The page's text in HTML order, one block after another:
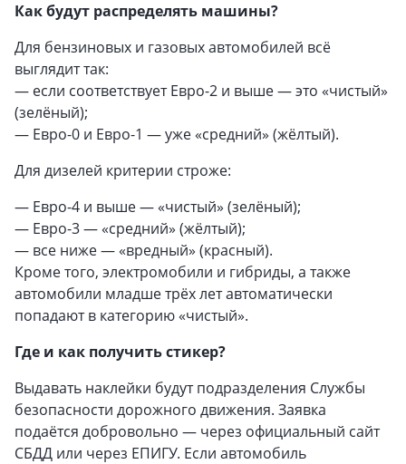
Как будут распределять машины?
Для бензиновых и газовых автомобилей всё
выглядит так:
— если соответствует Евро-2 и выше — это «чистый»
(зелёный);
— Евро-0 и Евро-1 — уже «средний» (жёлтый).
Для дизелей критерии строже:
— Евро-4 и выше — «чистый» (зелёный);
— Евро-3 — «средний» (жёлтый);
— все ниже — «вредный» (красный).
Кроме того, электромобили и гибриды, а также
автомобили младше трёх лет автоматически
попадают в категорию «чистый».
Где и как получить стикер?
Выдавать наклейки будут подразделения Службы
безопасности дорожного движения. Заявка
подаётся добровольно — через официальный сайт
СБДД или через ЕПИГУ. Если автомобиль